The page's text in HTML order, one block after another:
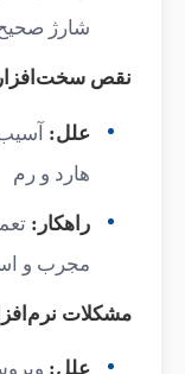
شارژ
نقص
علل:
هارد و رم
راهکار:
مجرب و
مشکلات
علل: